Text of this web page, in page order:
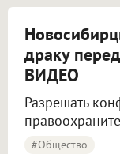
драку
ВИДЕО
Разрешать
#Общество